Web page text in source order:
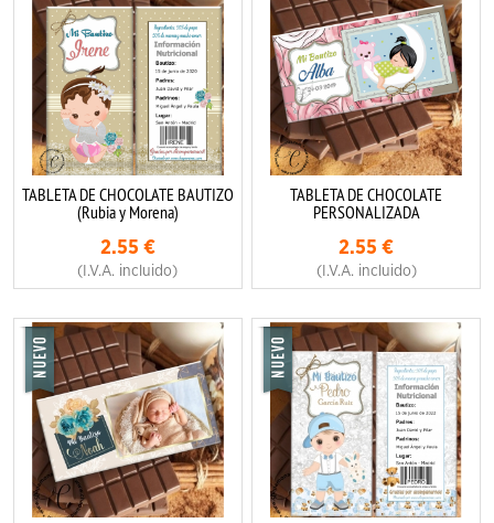
TABLETA DE CHOCOLATE BAUTIZO
(Rubia y Morena)
2.55 €
(I.V.A. incluido)
TABLETA DE CHOCOLATE
PERSONALIZADA
2.55 €
(I.V.A. incluido)